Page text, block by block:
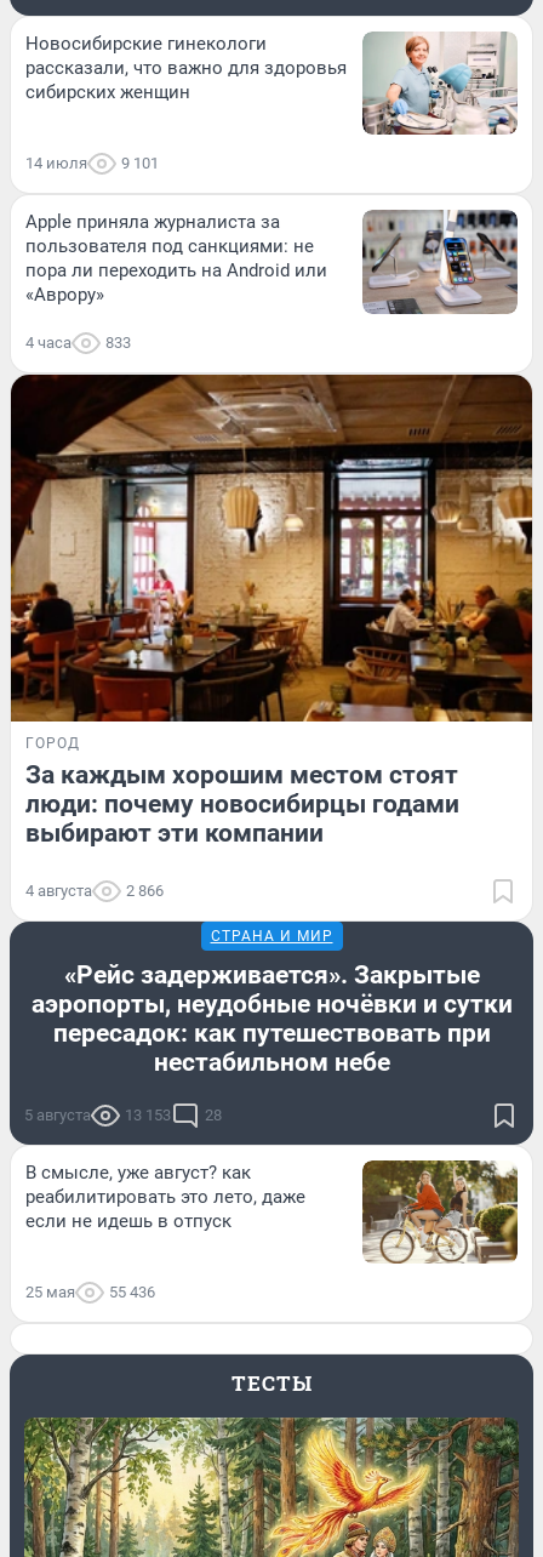
Новосибирские гинекологи
рассказали, что важно для здоровья
сибирских женщин
14 июля 9 101
Apple приняла журналиста за
пользователя под санкциями: не
пора ли переходить на Android или
«Аврору»
4 часа 833
ГОРОД
За каждым хорошим местом стоят
люди: почему новосибирцы годами
выбирают эти компании
4 августа 2 866
СТРАНА И МИР
«Рейс задерживается». Закрытые
аэропорты, неудобные ночёвки и сутки
пересадок: как путешествовать при
нестабильном небе
5 августа 13 153 28
В смысле, уже август? как
реабилитировать это лето, даже
если не идешь в отпуск
25 мая 55 436
ТЕСТЫ